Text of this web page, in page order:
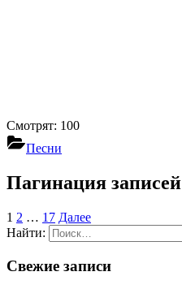
Смотрят: 100
Песни
Пагинация записей
1 2 … 17 Далее
Найти:
Свежие записи